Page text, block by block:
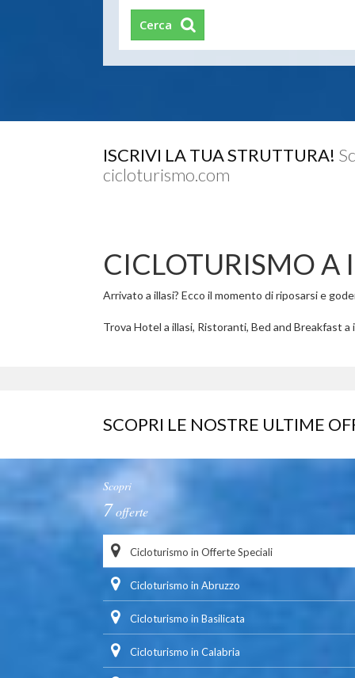
Cerca
ISCRIVI LA TUA STRUTTURA!
cicloturismo.com
CICLOTURISMO A
Arrivato a illasi? Ecco il momento di riposarsi e
Trova Hotel a illasi, Ristoranti, Bed and Breakfast a
SCOPRI LE NOSTRE ULTIME
Scopri
7offerte
Cicloturismo in Offerte Speciali
Cicloturismo in Abruzzo
Cicloturismo in Basilicata
Cicloturismo in Calabria